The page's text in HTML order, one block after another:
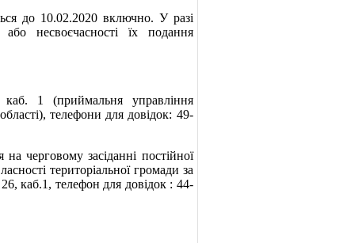
до 10.02.2020 включно. У разі
або несвоєчасності їх подання
1 (приймальня управління
телефони для довідок: 49-
на черговому засіданні постійної
територіальної громади за
каб.1, телефон для довідок : 44-